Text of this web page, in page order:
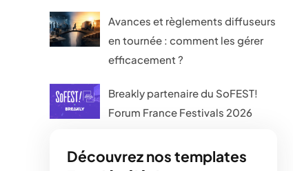
Avances et règlements diffuseurs
en tournée : comment les gérer
efficacement ?
Breakly partenaire du SoFEST!
Forum France Festivals 2026
Découvrez nos templates